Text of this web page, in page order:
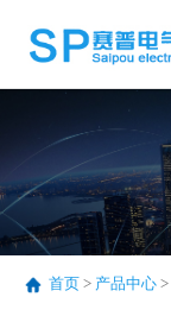
首页> 产品中心>